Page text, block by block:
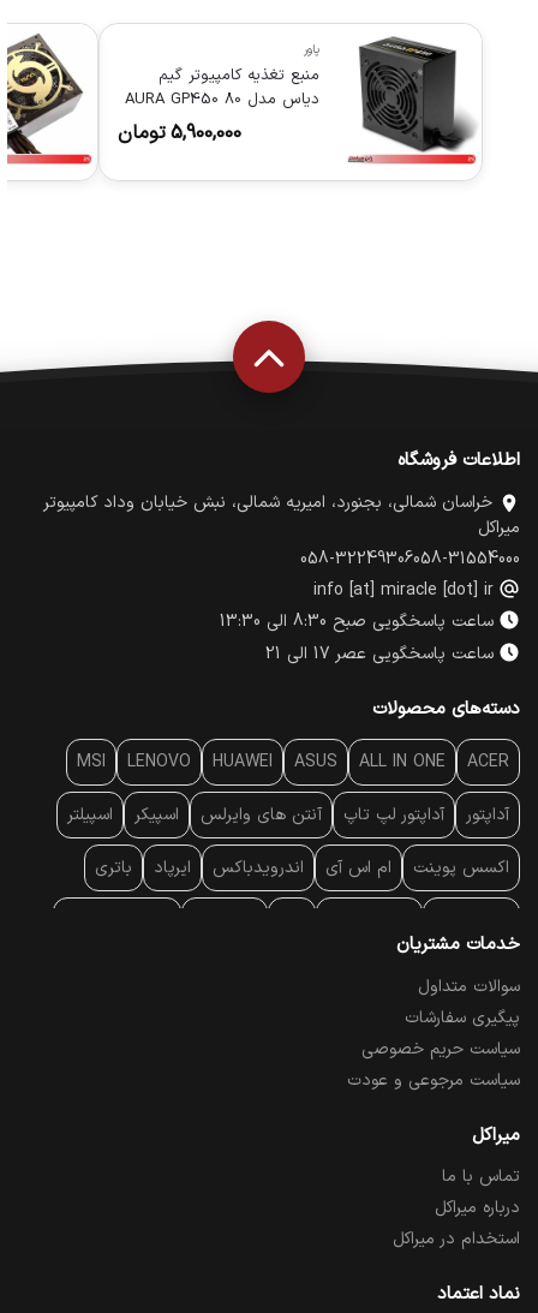
پاور
منبع تغذیه کامپیوتر گیم
دیاس مدل AURA GP450 80
5,900,000تومان
اطلاعات فروشگاه
خراسان شمالی، بجنورد، امیریه شمالی، نبش خیابان وداد کامپیوتر
میراکل
058-31554000
058-32249306
info [at] miracle [dot] ir
ساعت پاسخگویی صبح 8:30 الی 13:30
ساعت پاسخگویی عصر 17 الی 21
دسته‌های محصولات
ACER
ALL IN ONE
ASUS
HUAWEI
LENOVO
MSI
آداپتور آداپتور لپ تاپ آنتن‌ های وایرلس اسپیکر اسپیلتر
اکسس پوینت ام اس آی اندرویدباکس ایرپاد باتری
پایه سقفی
پرده نمایش
تبلت و موبایل تجهیزات پسیو شبکه
تلویزیون
درایو نوری
دستگاه ضبط تصاویر
رم کامپیوتر
خدمات مشتریان
سوالات متداول
پیگیری سفارشات
سیاست حریم خصوصی
سیاست مرجوعی و عودت
میراکل
تماس با ما
درباره میراکل
استخدام در میراکل
نماد اعتماد